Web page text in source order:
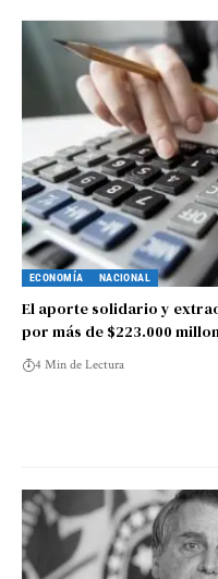
ECONOMÍA NACIONAL
El aporte solidario y
por más de $223.000
4 Min de Lectura